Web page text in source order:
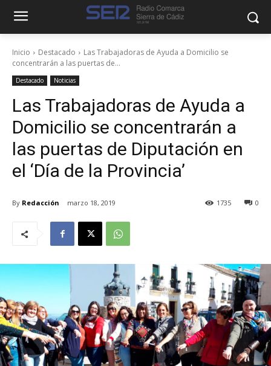
Inicio Destacado
Las Trabajadoras de Ayuda a Domicilio se
concentrarán a las puertas de...
Destacado Noticias
Las Trabajadoras de Ayuda a
Domicilio se concentrarán a
las puertas de Diputación en
el ‘Día de la Provincia’
By Redacción marzo 18, 2019 0
1735